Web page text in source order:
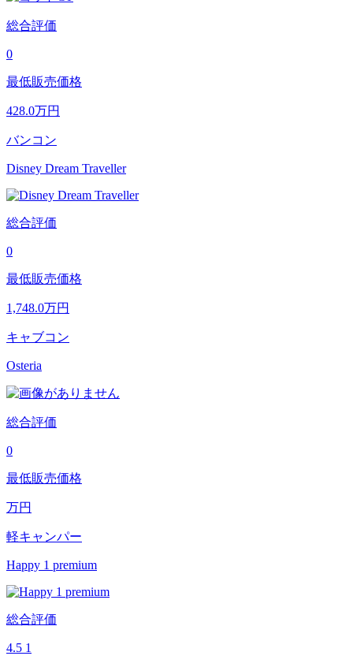
総合評価
0
最低販売価格
428.0万円
バンコン
Disney Dream Traveller
総合評価
0
最低販売価格
1,748.0万円
キャブコン
Osteria
総合評価
0
最低販売価格
万円
軽キャンパー
Happy 1 premium
総合評価
4.5 1